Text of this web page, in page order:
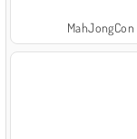
MahJongCon